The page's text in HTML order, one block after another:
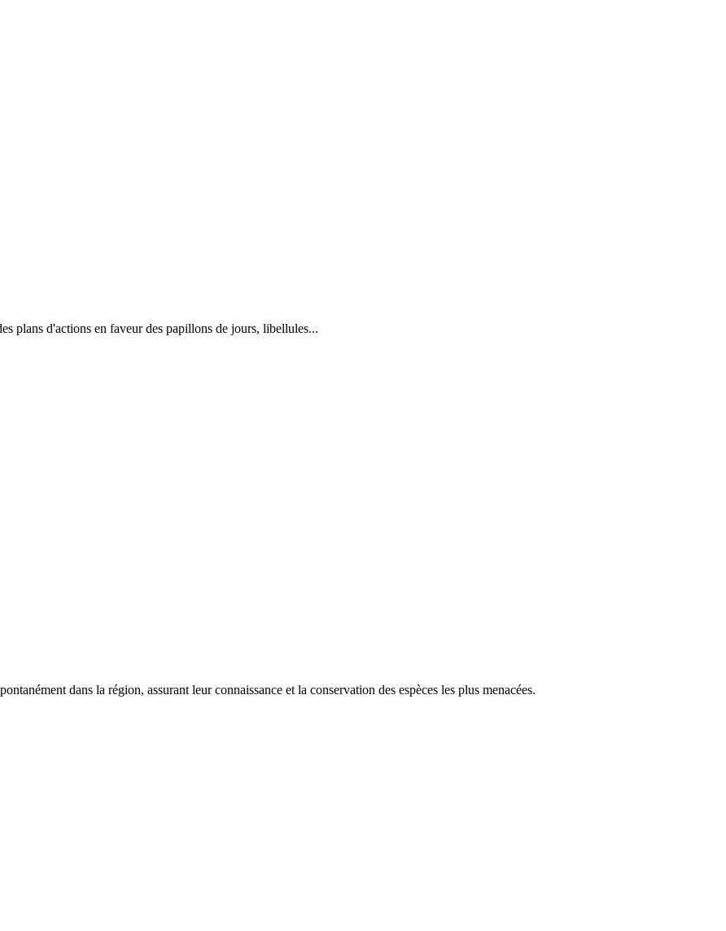
plans d'actions en faveur des papillons de jours, libellules...
dans la région, assurant leur connaissance et la conservation des espèces les plus menacées.